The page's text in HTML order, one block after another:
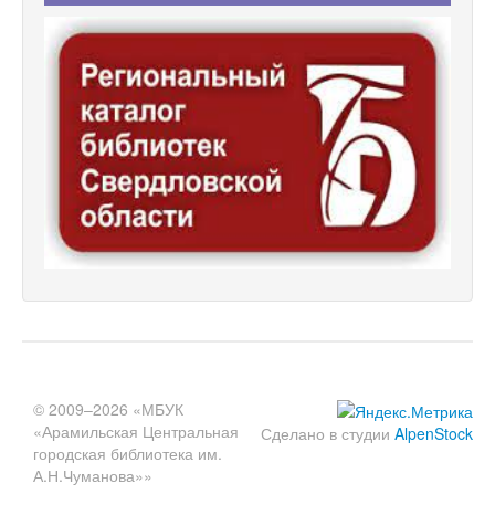
Сделано в студии AlpenStock
© 2009–2026 «МБУК
«Арамильская Центральная
городская библиотека им.
А.Н.Чуманова»»